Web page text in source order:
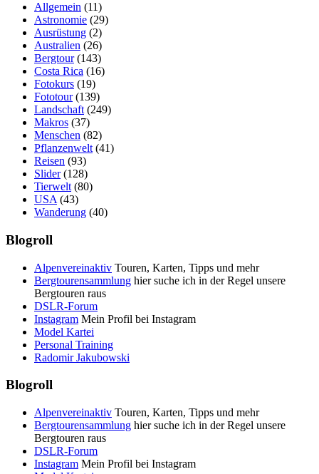
Allgemein (11)
Astronomie (29)
Ausrüstung (2)
Australien (26)
Bergtour(143)
Costa Rica (16)
Fotokurs (19)
Fototour(139)
Landschaft (249)
Makros (37)
Menschen (82)
Pflanzenwelt (41)
Reisen (93)
Slider(128)
Tierwelt (80)
USA (43)
Wanderung (40)
Blogroll
Alpenvereinaktiv Touren, Karten, Tipps und mehr
Bergtourensammlung hier suche ich in der Regel unsere
Bergtouren raus
DSLR-Forum
Instagram Mein Profil bei Instagram
Model Kartei
Personal Training
Radomir Jakubowski
Blogroll
Alpenvereinaktiv Touren, Karten, Tipps und mehr
Bergtourensammlung hier suche ich in der Regel unsere
Bergtouren raus
DSLR-Forum
Instagram Mein Profil bei Instagram